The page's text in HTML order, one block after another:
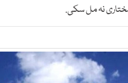
نہ مل سکی.